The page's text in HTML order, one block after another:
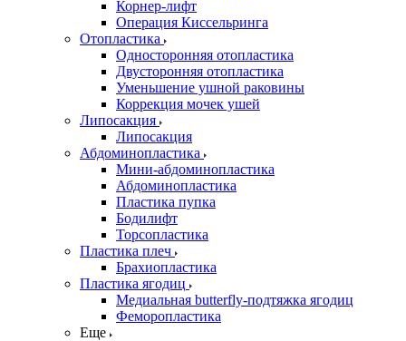
Корнер-лифт
Операция Киссельринга
Oтопластика
Односторонняя отопластика
Двусторонняя отопластика
Уменьшение ушной раковины
Коррекция мочек ушей
Липосакция
Липосакция
Абдоминопластика
Мини-абдоминопластика
Абдоминопластика
Пластика пупка
Бодилифт
Торсопластика
Пластика плеч
Брахиопластика
Пластика ягодиц
Медиальная butterfly-подтяжка ягодиц
Феморопластика
Еще